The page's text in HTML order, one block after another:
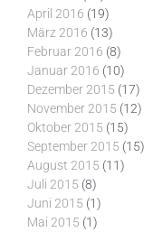
April 2016 (19)
März 2016 (13)
Februar 2016 (8)
Januar 2016 (10)
Dezember 2015 (17)
November 2015 (12)
Oktober 2015 (15)
September 2015 (15)
August 2015 (11)
Juli 2015 (8)
Juni 2015 (1)
Mai 2015 (1)